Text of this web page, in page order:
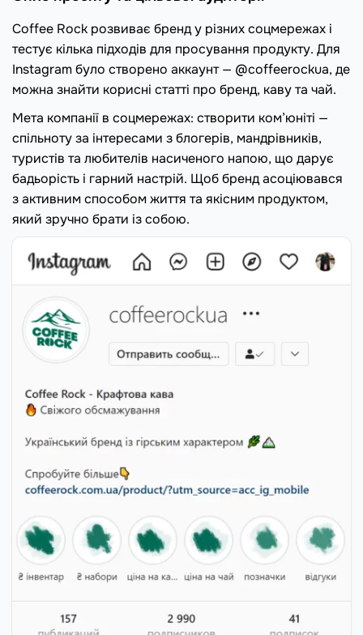
Coffee Rock розвиває бренд у різних соцмережах і
тестує кілька підходів для просування продукту. Для
Instagram було створено аккаунт — @coffeerockua, де
можна знайти корисні статті про бренд, каву та чай.
Мета компанії в соцмережах: створити ком’юніті —
спільноту за інтересами з блогерів, мандрівників,
туристів та любителів насиченого напою, що дарує
бадьорість і гарний настрій. Щоб бренд асоціювався
з активним способом життя та якісним продуктом,
який зручно брати із собою.